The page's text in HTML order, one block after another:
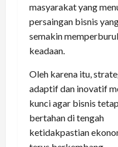
masyarakat yang
persaingan bisnis
semakin
keadaan.
Oleh karena itu,
adaptif dan inovatif
kunci agar bisnis tetap
bertahan di tengah
ketidakpastian